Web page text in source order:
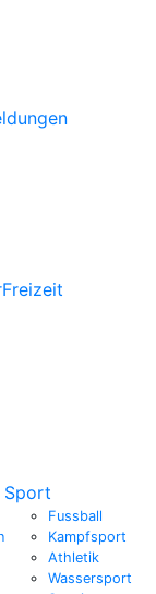
Freizeit
Sport
Fussball
Kampfsport
Athletik
Wassersport